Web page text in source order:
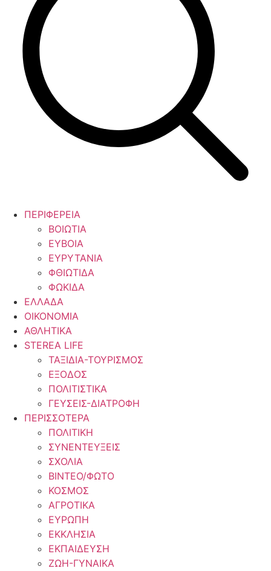
ΠΕΡΙΦΕΡΕΙΑ
ΒΟΙΩΤΙΑ
ΕΥΒΟΙΑ
ΕΥΡΥΤΑΝΙΑ
ΦΘΙΩΤΙΔΑ
ΦΩΚΙΔΑ
ΕΛΛΑΔΑ
ΟΙΚΟΝΟΜΙΑ
ΑΘΛΗΤΙΚΑ
STEREA LIFE
ΤΑΞΙΔΙΑ-ΤΟΥΡΙΣΜΟΣ
ΕΞΟΔΟΣ
ΠΟΛΙΤΙΣΤΙΚΑ
ΓΕΥΣΕΙΣ-ΔΙΑΤΡΟΦΗ
ΠΕΡΙΣΣΟΤΕΡΑ
ΠΟΛΙΤΙΚΗ
ΣΥΝΕΝΤΕΥΞΕΙΣ
ΣΧΟΛΙΑ
ΒΙΝΤΕΟ/ΦΩΤΟ
ΚΟΣΜΟΣ
ΑΓΡΟΤΙΚΑ
ΕΥΡΩΠΗ
ΕΚΚΛΗΣΙΑ
ΕΚΠΑΙΔΕΥΣΗ
ΖΩΗ-ΓΥΝΑΙΚΑ